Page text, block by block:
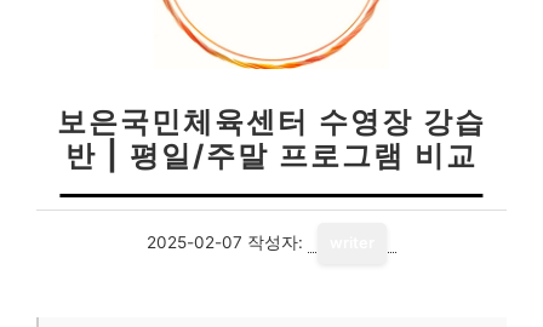
보은국민체육센터 수영장 강습
반 | 평일/주말 프로그램 비교
2025-02-07 작성자: